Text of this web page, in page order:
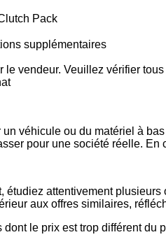
Pack
supplémentaires
le vendeur. Veuillez vérifier
véhicule ou du matériel à
pour une société réelle.
étudiez attentivement
aux offres similaires,
dont le prix est trop différent du